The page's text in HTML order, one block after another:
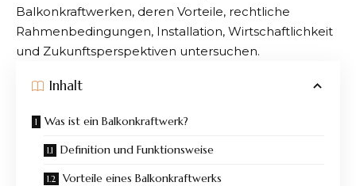
Balkonkraftwerken, deren Vorteile, rechtliche
Rahmenbedingungen, Installation, Wirtschaftlichkeit
und Zukunftsperspektiven untersuchen.
Inhalt
Was ist ein Balkonkraftwerk?
Definition und Funktionsweise
Vorteile eines Balkonkraftwerks